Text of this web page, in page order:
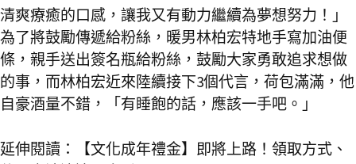
清爽療癒的口感，讓我又有動力繼續為夢想努力！」
為了將鼓勵傳遞給粉絲，暖男林柏宏特地手寫加油便
條，親手送出簽名瓶給粉絲，鼓勵大家勇敢追求想做
的事，而林柏宏近來陸續接下3個代言，荷包滿滿，他
自豪酒量不錯，「有睡飽的話，應該一手吧。」
延伸閱讀：
【文化成年禮金】即將上路！領取方式、